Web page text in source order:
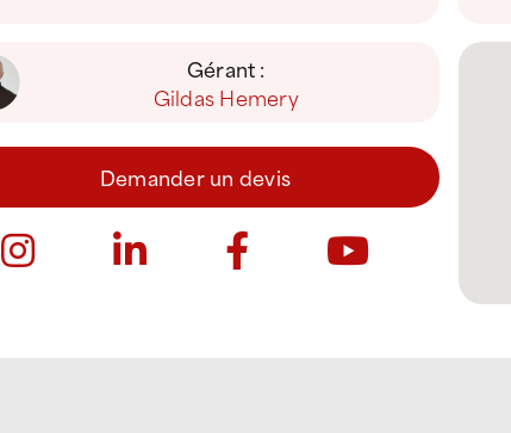
Gérant :
Gildas Hemery
Demander un devis